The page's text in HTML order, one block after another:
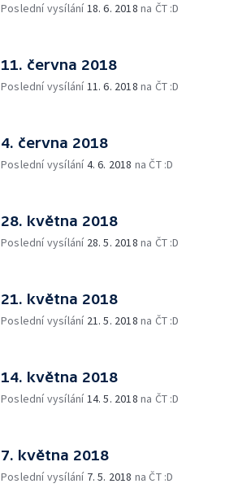
Poslední vysílání18. 6. 2018 na ČT :D
11. června 2018
Poslední vysílání11. 6. 2018 na ČT :D
4. června 2018
Poslední vysílání4. 6. 2018 na ČT :D
28. května 2018
Poslední vysílání 28. 5. 2018 na ČT :D
21. května 2018
Poslední vysílání 21. 5. 2018 na ČT :D
14. května 2018
Poslední vysílání14. 5. 2018 na ČT :D
7. května 2018
Poslední vysílání 7. 5. 2018 na ČT :D